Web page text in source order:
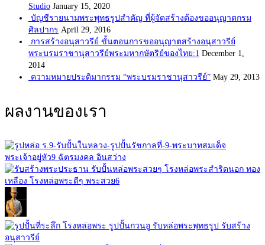
Studio January 15, 2020
บัญชีรายนามพระพุทธรูปสำคัญ ที่ผู้จัดสร้างต้องขออนุญาตกรม
ศิลปากร April 29, 2016
การสร้างอนุสาวรีย์ ขั้นตอนการขออนุญาตสร้างอนุสาวรีย์
พระบรมราชานุสาวรีย์พระมหากษัตริย์ของไทย:1 December 1,
2014
ความหมายประติมากรรม “พระบรมราชานุสาวรีย์” May 29, 2013
ผลงานของเรา